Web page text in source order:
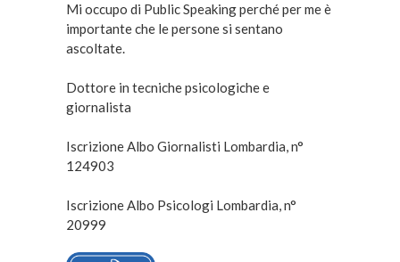
Mi occupo di Public Speaking perché per me è
importante che le persone si sentano
ascoltate.
Dottore in tecniche psicologiche e
giornalista
Iscrizione Albo Giornalisti Lombardia, n°
124903
Iscrizione Albo Psicologi Lombardia, n°
20999